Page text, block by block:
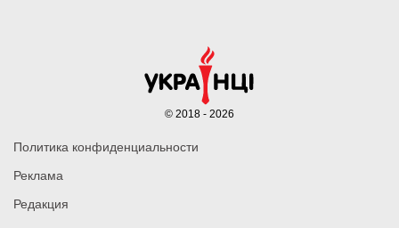
Политика конфиденциальности
Реклама
Редакция
© 2018 - 2026